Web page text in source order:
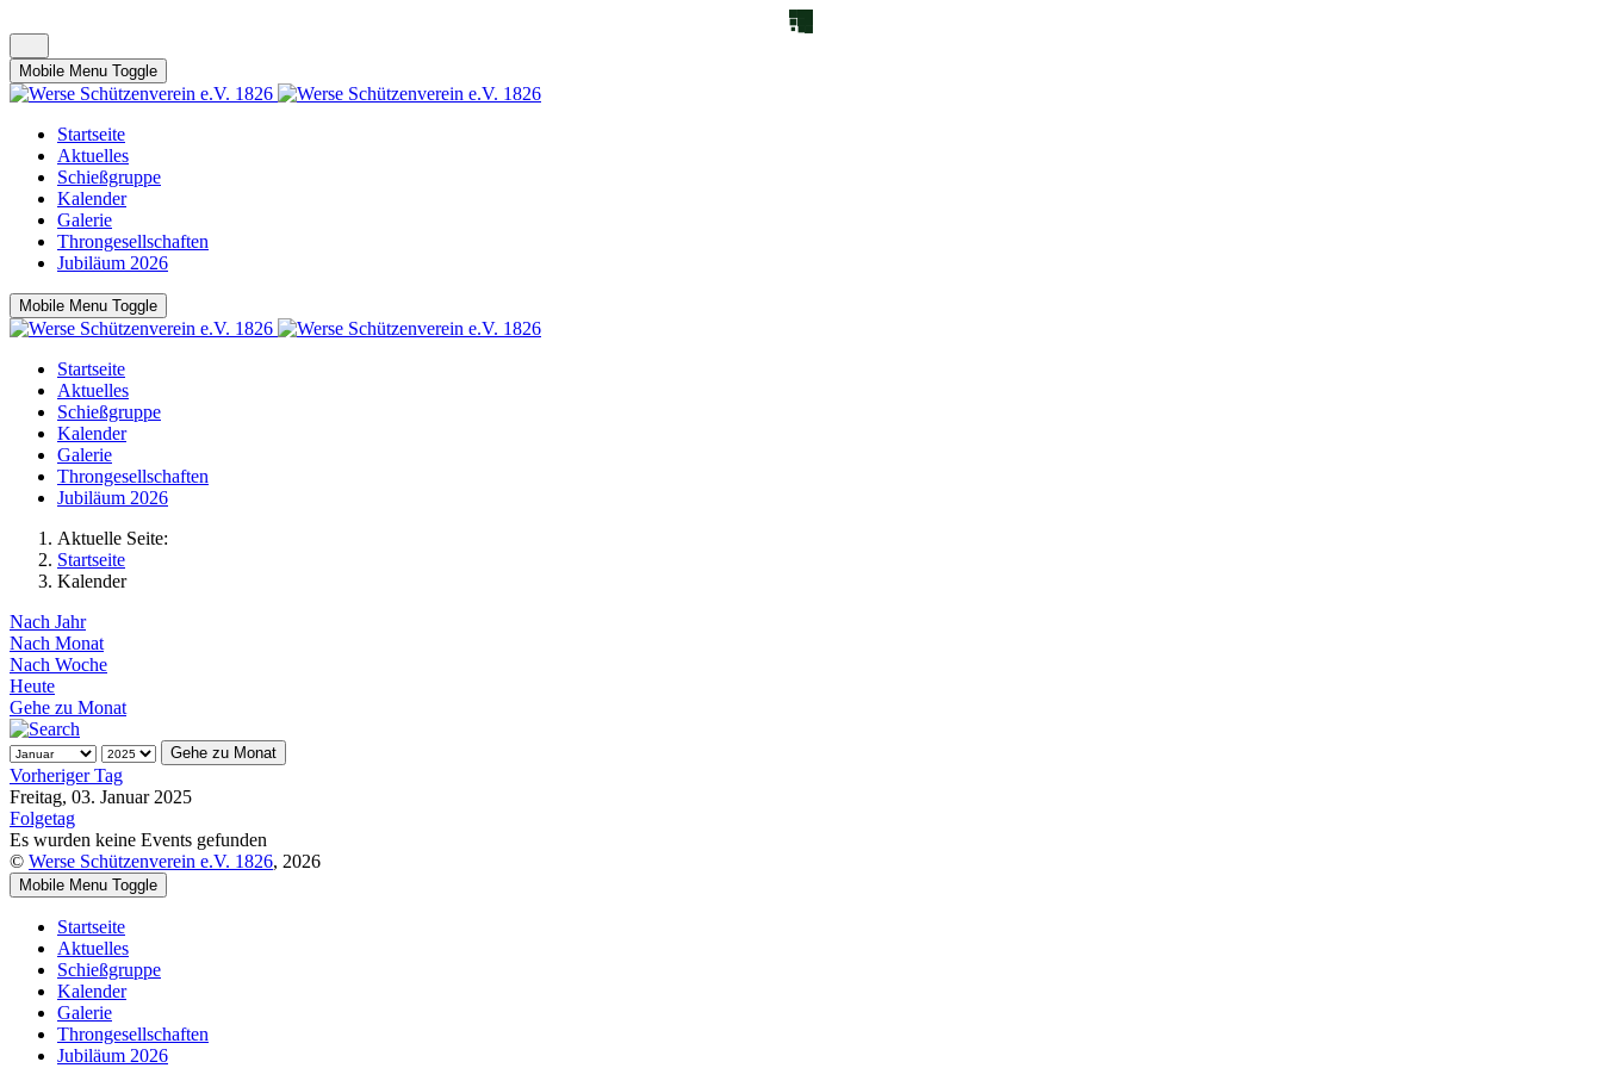
Mobile Menu Toggle
Startseite
Aktuelles
Schießgruppe
Kalender
Galerie
Throngesellschaften
Jubiläum 2026
Mobile Menu Toggle
Startseite
Aktuelles
Schießgruppe
Kalender
Galerie
Throngesellschaften
Jubiläum 2026
Aktuelle Seite:
Startseite
Kalender
Nach Jahr
Nach Monat
Nach Woche
Heute
Gehe zu Monat
Gehe zu Monat
Vorheriger Tag
Freitag, 03. Januar 2025
Folgetag
Es wurden keine Events gefunden
© Werse Schützenverein e.V. 1826, 2026
Mobile Menu Toggle
Startseite
Aktuelles
Schießgruppe
Kalender
Galerie
Throngesellschaften
Jubiläum 2026